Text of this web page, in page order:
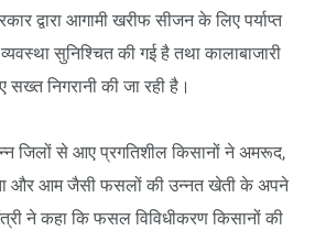
द्वारा आगामी खरीफ सीजन के लिए पर्याप्त
सुनिश्चित की गई है तथा कालाबाजारी
निगरानी की जा रही है।
जिलों से आए प्रगतिशील किसानों ने अमरूद,
और आम जैसी फसलों की उन्नत खेती के अपने
ने कहा कि फसल विविधीकरण किसानों की